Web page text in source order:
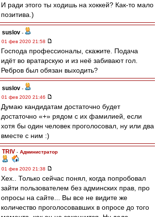
И ради этого ты ходишь на хоккей? Как-то мало
позитива.)
suslov -
01 фев 2020 21:58
Господа профессионалы, скажите. Подача
идёт во вратарскую и из неё забивают гол.
Ребров был обязан выходить?
suslov -
01 фев 2020 21:46
Думаю кандидатам достаточно будет
достаточно «+» рядом с их фамилией, если
хотя бы один человек проголосовал, ну или два
вместе с ним :)
TRIV - Администратор
01 фев 2020 21:38
Хех.. Только сейчас понял, когда попробовал
зайти пользователем без админских прав, про
опросы на сайте... Вы все не видите же
количество проголосовавших в опросе до того